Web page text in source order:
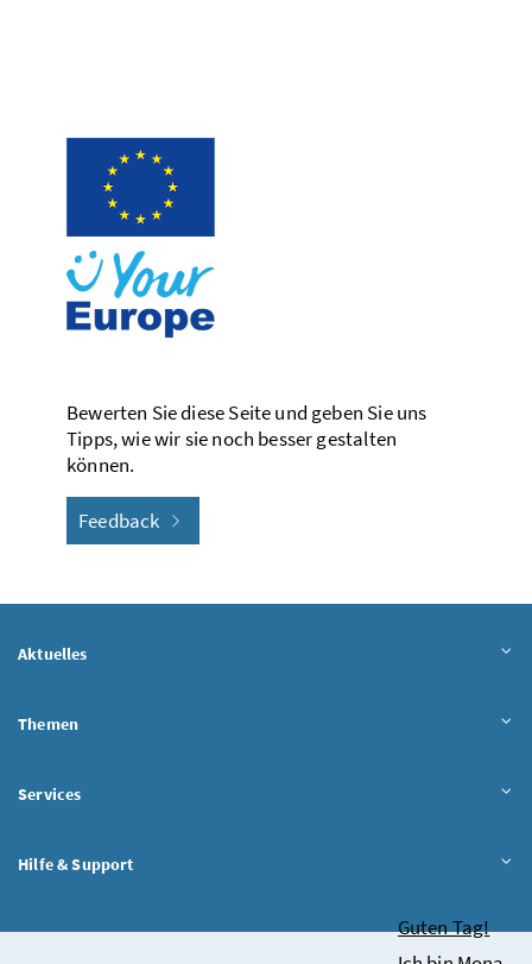
Bewerten Sie diese Seite und geben Sie uns
Tipps, wie wir sie noch besser gestalten
können.
Feedback
Aktuelles
Themen
Services
Hilfe & Support
Chatbot
Guten Tag!